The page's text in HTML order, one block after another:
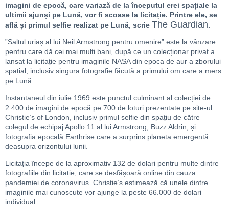
imagini de epocă, care variază de la începutul erei spațiale la
ultimii ajunși pe Lună, vor fi scoase la licitație. Printre ele, se
află și primul selfie realizat pe Lună, scrie The Guardian.
”Saltul uriaș al lui Neil Armstrong pentru omenire” este la vânzare
pentru care dă cei mai mulți bani, după ce un colecționar privat a
lansat la licitație pentru imaginile NASA din epoca de aur a zborului
spațial, inclusiv singura fotografie făcută a primului om care a mers
pe Lună.
Instantaneul din iulie 1969 este punctul culminant al colecției de
2.400 de imagini de epocă pe 700 de loturi prezentate pe site-ul
Christie’s of London, inclusiv primul selfie din spațiu de către
colegul de echipaj Apollo 11 al lui Armstrong, Buzz Aldrin, și
fotografia epocală Earthrise care a surprins planeta emergentă
deasupra orizontului lunii.
Licitația începe de la aproximativ 132 de dolari pentru multe dintre
fotografiile din licitație, care se desfășoară online din cauza
pandemiei de coronavirus. Christie’s estimează că unele dintre
imaginile mai cunoscute vor ajunge la peste 66.000 de dolari
individual.